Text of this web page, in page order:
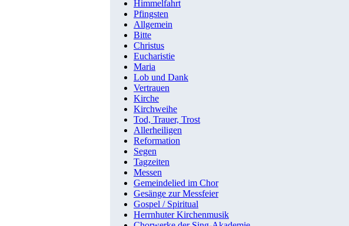
Himmelfahrt
Pfingsten
Allgemein
Bitte
Christus
Eucharistie
Maria
Lob und Dank
Vertrauen
Kirche
Kirchweihe
Tod, Trauer, Trost
Allerheiligen
Reformation
Segen
Tagzeiten
Messen
Gemeindelied im Chor
Gesänge zur Messfeier
Gospel / Spiritual
Herrnhuter Kirchenmusik